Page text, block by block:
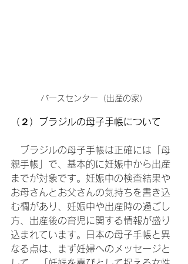
バースセンター（出産の家）
（２）ブラジルの母子手帳について
ブラジルの母子手帳は正確には「母
親手帳」で、基本的に妊娠中から出産
までが対象です。妊娠中の検査結果や
お母さんとお父さんの気持ちを書き込
む欄があり、妊娠中や出産時の過ごし
方、出産後の育児に関する情報が盛り
込まれています。日本の母子手帳と異
なる点は、まず妊婦へのメッセージと